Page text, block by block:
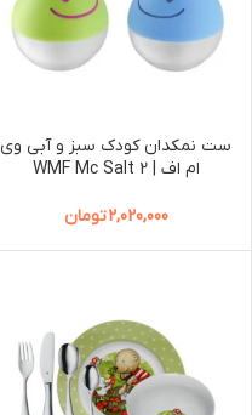
ست نمکدان کودک سبز و آبی وی
ام اف | WMF Mc Salt 2
2,020,000تومان